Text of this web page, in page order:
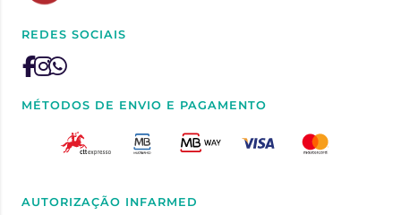
REDES SOCIAIS
MÉTODOS DE ENVIO E PAGAMENTO
AUTORIZAÇÃO INFARMED